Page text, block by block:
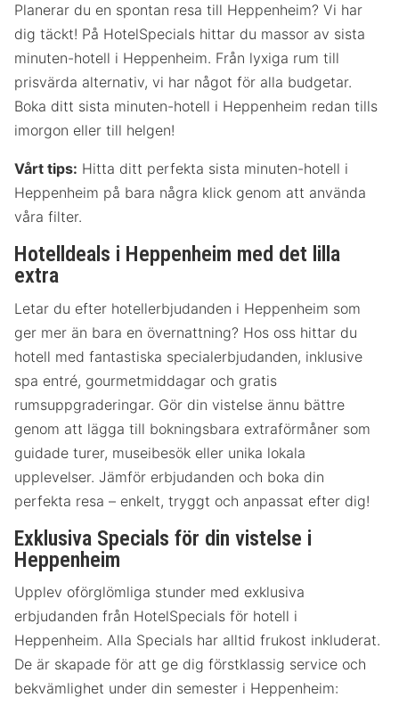
Planerar du en spontan resa till Heppenheim? Vi har
dig täckt! På HotelSpecials hittar du massor av sista
minuten-hotell i Heppenheim. Från lyxiga rum till
prisvärda alternativ, vi har något för alla budgetar.
Boka ditt sista minuten-hotell i Heppenheim redan tills
imorgon eller till helgen!
Vårt tips: Hitta ditt perfekta sista minuten-hotell i
Heppenheim på bara några klick genom att använda
våra filter.
Hotelldeals i Heppenheim med det lilla
extra
Letar du efter hotellerbjudanden i Heppenheim som
ger mer än bara en övernattning? Hos oss hittar du
hotell med fantastiska specialerbjudanden, inklusive
spa entré, gourmetmiddagar och gratis
rumsuppgraderingar. Gör din vistelse ännu bättre
genom att lägga till bokningsbara extraförmåner som
guidade turer, museibesök eller unika lokala
upplevelser. Jämför erbjudanden och boka din
perfekta resa – enkelt, tryggt och anpassat efter dig!
Exklusiva Specials för din vistelse i
Heppenheim
Upplev oförglömliga stunder med exklusiva
erbjudanden från HotelSpecials för hotell i
Heppenheim. Alla Specials har alltid frukost inkluderat.
De är skapade för att ge dig förstklassig service och
bekvämlighet under din semester i Heppenheim: